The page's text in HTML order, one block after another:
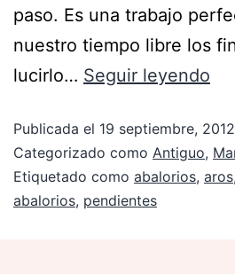
paso. Es una trabajo
nuestro tiempo libre los
lucirlo… Seguir leyendo
Publicada el 19 septiembre, 2012
Categorizado como Antiguo,
Etiquetado como abalorios, aros,
abalorios, pendientes